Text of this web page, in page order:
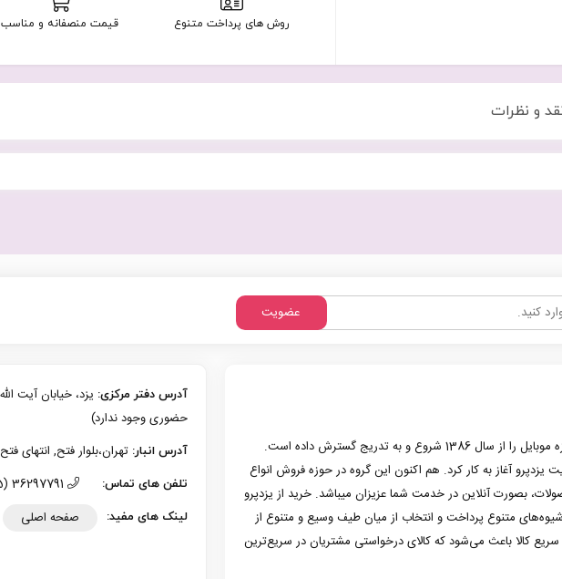
Sony
XP500
ماهه
روش های پرداخت متنوع قیمت منصفانه و مناسب
و نظرات
عضویت
گروه موبایل مرکزی یزد فعالیت حرفه‌ای خود در حوزه موبایل را از سال 1386 شروع و به تدریج گسترش داده است.
از سال 1402 از طریق وبسایت یزدپرو آغاز به کار کرد. هم اکنون این گروه در حوزه فروش انواع
بصورت آنلاین در خدمت شما عزیزان میباشد. خرید از یزدپرو
متنوع پرداخت و انتخاب از میان طیف وسیع و متنوع از
کالا باعث می‌شود که کالای درخواستی مشتریان در سریع‌ترین
آدرس دفتر مرکزی:
حضوری وجود ندارد)
آدرس انبار: تهران،بلوار فتح, انتهای فتح 13، پلاک 126 (امکان تحویل حضوری وجود دارد)
تلفن های تماس:
لینک های مفید: صفحه اصلی